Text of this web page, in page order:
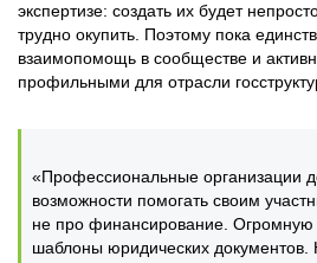
экспертизе: создать их будет
трудно окупить. Поэтому пока
взаимопомощь в сообществе и
профильными для отрасли
«Профессиональные организации
возможности помогать своим
не про финансирование. Огромную
шаблоны юридических документов.